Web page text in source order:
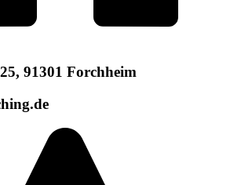
91301 Forchheim